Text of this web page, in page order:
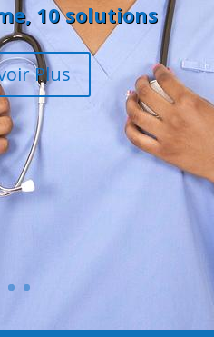
, 10 solutions
Plus